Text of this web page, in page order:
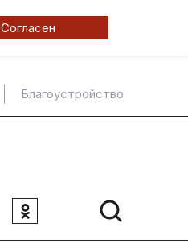
Согласен
Благоустройство